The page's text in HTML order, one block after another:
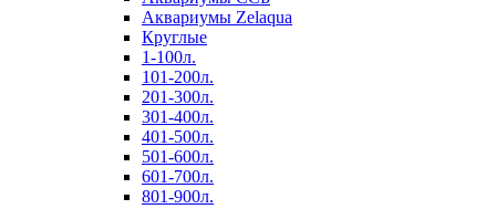
Аквариумы Zelaqua
Круглые
1-100л.
101-200л.
201-300л.
301-400л.
401-500л.
501-600л.
601-700л.
801-900л.